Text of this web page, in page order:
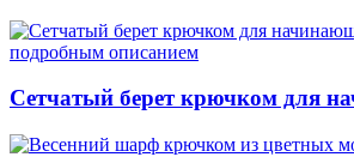
Сетчатый берет крючком для